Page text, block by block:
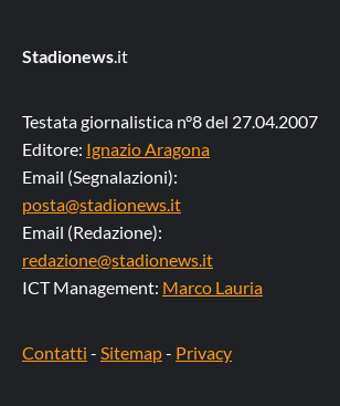
Stadionews.it
Testata giornalistica n°8 del 27.04.2007
Editore: Ignazio Aragona
Email (Segnalazioni):
posta@stadionews.it
Email (Redazione):
redazione@stadionews.it
ICT Management: Marco Lauria
Contatti - Sitemap- Privacy